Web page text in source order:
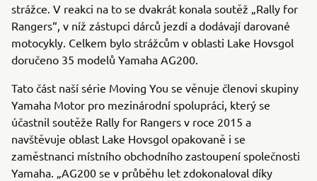
strážce. V reakci na to se dvakrát konala soutěž „Rally for
Rangers“, v níž zástupci dárců jezdí a dodávají darované
motocykly. Celkem bylo strážcům v oblasti Lake Hovsgol
doručeno 35 modelů Yamaha AG200.
Tato část naší série Moving You se věnuje členovi skupiny
Yamaha Motor pro mezinárodní spolupráci, který se
účastnil soutěže Rally for Rangers v roce 2015 a
navštěvuje oblast Lake Hovsgol opakovaně i se
zaměstnanci místního obchodního zastoupení společnosti
Yamaha. „AG200 se v průběhu let zdokonaloval díky